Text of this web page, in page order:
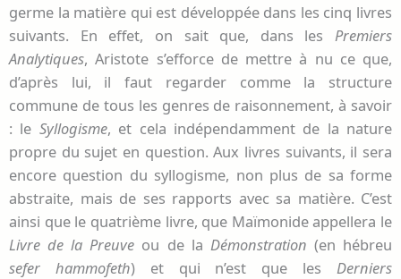
germe la matière qui est développée dans les cinq livres
suivants. En effet, on sait que, dans les Premiers
Analytiques, Aristote s’efforce de mettre à nu ce que,
d’après lui, il faut regarder comme la structure
commune de tous les genres de raisonnement, à savoir
: le Syllogisme, et cela indépendamment de la nature
propre du sujet en question. Aux livres suivants, il sera
encore question du syllogisme, non plus de sa forme
abstraite, mais de ses rapports avec sa matière. C’est
ainsi que le quatrième livre, que Maïmonide appellera le
Livre de la Preuve ou de la Démonstration (en hébreu
sefer hammofeth) et qui n’est que lesDerniers